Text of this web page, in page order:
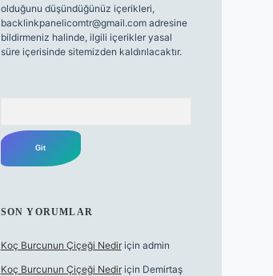
olduğunu düşündüğünüz içerikleri,
backlinkpanelicomtr@gmail.comadresine
bildirmeniz halinde, ilgili içerikler yasal
süre içerisinde sitemizden kaldırılacaktır.
SON YORUMLAR
Koç Burcunun Çiçeği Nediriçin admin
Koç Burcunun Çiçeği Nediriçin Demirtaş